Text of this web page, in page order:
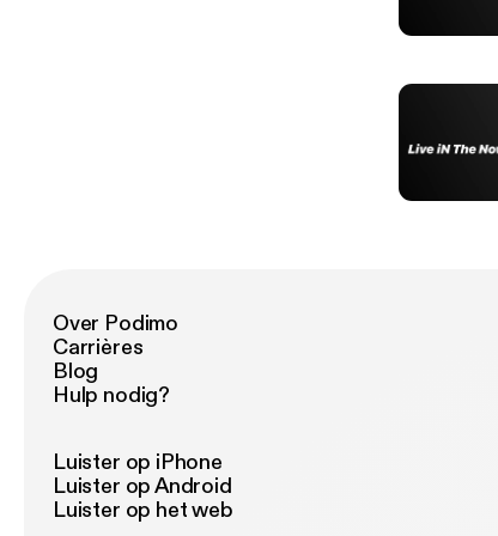
Over Podimo
Carrières
Blog
Hulp nodig?
Luister op iPhone
Luister op Android
Luister op het web